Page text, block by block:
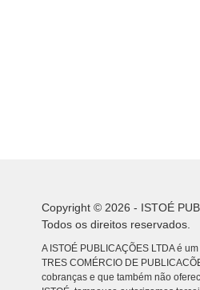
Copyright © 2026 - ISTOÉ
Todos os direitos reservados.
A ISTOÉ PUBLICAÇÕES LTDA é
TRES COMÉRCIO DE
cobranças e que também não